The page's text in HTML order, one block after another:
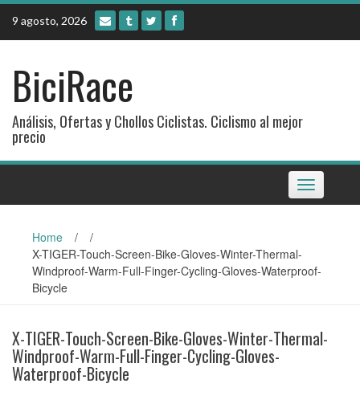
Skip
content
9 agosto, 2026
BiciRace
Análisis, Ofertas y Chollos Ciclistas. Ciclismo al mejor
precio
Toggle
navigation
Home /
/
X-TIGER-Touch-Screen-Bike-Gloves-Winter-Thermal-
Windproof-Warm-Full-Finger-Cycling-Gloves-Waterproof-
Bicycle
X-TIGER-Touch-Screen-Bike-Gloves-Winter-Thermal-
Windproof-Warm-Full-Finger-Cycling-Gloves-
Waterproof-Bicycle